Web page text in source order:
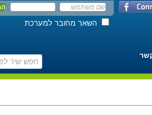
השאר מחובר למערכת